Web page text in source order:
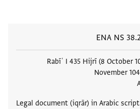
ENA NS
Rabīʿ I 435 Hijrī (8 October
November
Legal document (iqrār) in Arabic